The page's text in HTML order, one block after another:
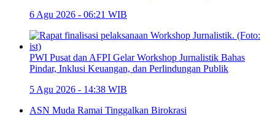
6 Agu 2026 - 06:21 WIB
PWI Pusat dan AFPI Gelar Workshop Jurnalistik Bahas
Pindar, Inklusi Keuangan, dan Perlindungan Publik
5 Agu 2026 - 14:38 WIB
ASN Muda Ramai Tinggalkan Birokrasi